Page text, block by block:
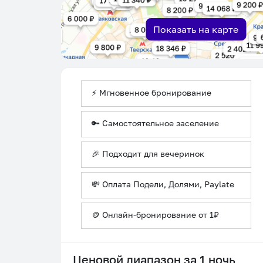
Показать на карте
⚡ Мгновенное бронирование
🔑 Самостоятельное заселение
🎉 Подходит для вечеринок
💸 Оплата Подели, Долями, Paylate
🪙 Онлайн-бронирование от 1₽
Ценовой диапазон за 1 ночь